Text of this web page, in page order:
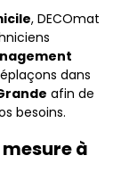
, DECOmat
dans
afin de
besoins.
à